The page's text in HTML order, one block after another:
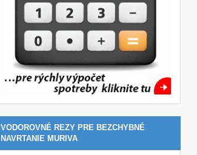
VODOROVNÉ REZY PRE BEZCHYBNÉ
NAVRTANIE MURIVA